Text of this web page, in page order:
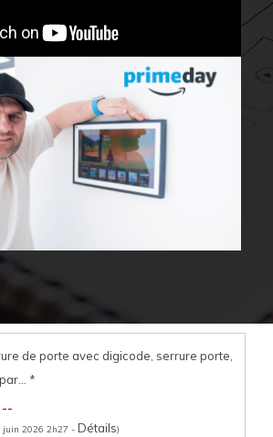
de porte avec digicode, serrure porte,
*
--
juin 2026 2h27 - Détails)